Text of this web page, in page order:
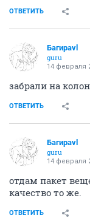
ОТВЕТИТЬ
Багираvl
guru
14 февраля
забрали на
ОТВЕТИТЬ
Багираvl
guru
14 февраля
отдам пакет
качество то же.
ОТВЕТИТЬ